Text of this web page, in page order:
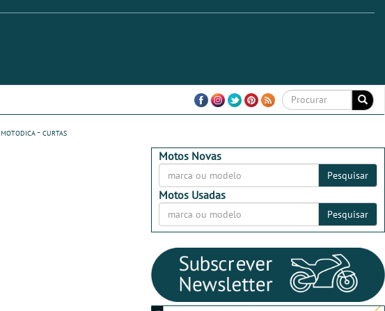
motodica - curtas
Motos Novas
Pesquisar
Motos Usadas
Pesquisar